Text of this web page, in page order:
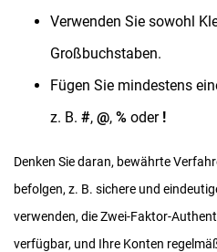
Verwenden Sie sowohl
Großbuchstaben.
Fügen Sie mindestens
z. B. #, @, % oder !
Denken Sie daran, bewährte
befolgen, z. B. sichere und
verwenden, die Zwei-Faktor-
verfügbar, und Ihre Konten